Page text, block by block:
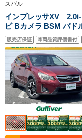
スバル
インプレッサXV
ビ Bカメラ BSM パド
販売店保証 車両品質評価書付